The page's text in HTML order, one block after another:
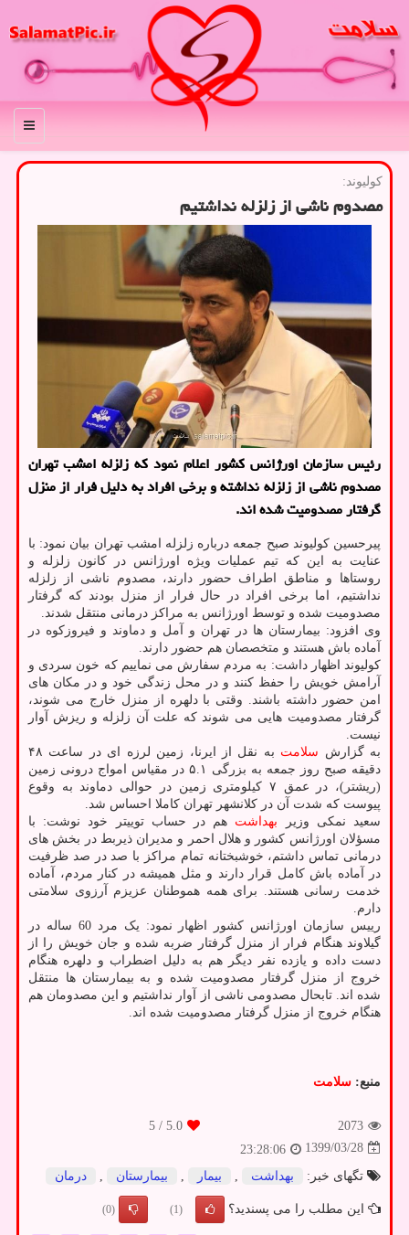
منو
كولیوند:
مصدوم ناشی از زلزله نداشتیم
رئیس سازمان اورژانس كشور اعلام نمود كه زلزله امشب تهران
مصدوم ناشی از زلزله نداشته و برخی افراد به دلیل فرار از منزل
گرفتار مصدومیت شده اند.
پیرحسین کولیوند صبح جمعه درباره زلزله امشب تهران بیان نمود: با
عنایت به این که تیم عملیات ویژه اورژانس در کانون زلزله و
روستاها و مناطق اطراف حضور دارند، مصدوم ناشی از زلزله
نداشتیم، اما برخی افراد در حال فرار از منزل بودند که گرفتار
مصدومیت شده و توسط اورژانس به مراکز درمانی منتقل شدند.
وی افزود: بیمارستان ها در تهران و آمل و دماوند و فیروزکوه در
آماده باش هستند و متخصصان هم حضور دارند.
کولیوند اظهار داشت: به مردم سفارش می نماییم که خون سردی و
آرامش خویش را حفظ کنند و در محل زندگی خود و در مکان های
امن حضور داشته باشند. وقتی با دلهره از منزل خارج می شوند،
گرفتار مصدومیت هایی می شوند که علت آن زلزله و ریزش آوار
نیست.
به گزارش سلامت
به نقل از ایرنا، زمین لرزه ای در ساعت ۴۸
دقیقه صبح روز جمعه به بزرگی ۵.۱ در مقیاس امواج درونی زمین
(ریشتر)، در عمق ۷ کیلومتری زمین در حوالی دماوند به وقوع
پیوست که شدت آن در کلانشهر تهران کاملا احساس شد.
سعید نمکی وزیر بهداشت هم در حساب توییتر خود نوشت: با
مسؤلان اورژانس کشور و هلال احمر و مدیران ذیربط در بخش های
درمانی تماس داشتم، خوشبختانه تمام مراکز با صد در صد ظرفیت
در آماده باش کامل قرار دارند و مثل همیشه در کنار مردم، آماده
خدمت رسانی هستند. برای همه هموطنان عزیزم آرزوی سلامتی
دارم.
رییس سازمان اورژانس کشور اظهار نمود: یک مرد 60 ساله در
گیلاوند هنگام فرار از منزل گرفتار ضربه شده و جان خویش را از
دست داده و یازده نفر دیگر هم به دلیل اضطراب و دلهره هنگام
خروج از منزل گرفتار مصدومیت شده و به بیمارستان ها منتقل
شده اند. تابحال مصدومی ناشی از آوار نداشتیم و این مصدومان هم
هنگام خروج از منزل گرفتار مصدومیت شده اند.
منبع: سلامت
2073
5.0
/ 5
1399/03/28
23:28:06
تگهای خبر:
بهداشت بیمار بیمارستان درمان
این مطلب را می پسندید؟ (1)
(0)